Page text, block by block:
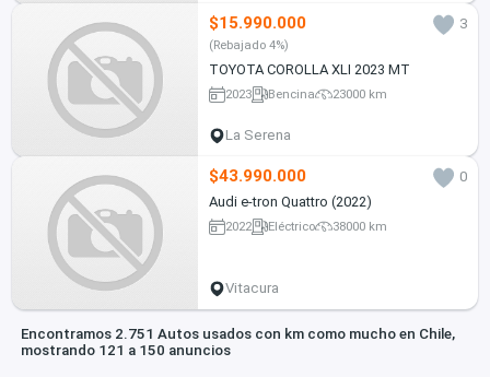
$15.990.000 3
(Rebajado 4%)
TOYOTA COROLLA XLI 2023 MT
2023 Bencina 23000 km
La Serena
$43.990.000
0
Audi e-tron Quattro (2022)
2022 Eléctrico 38000 km
Vitacura
Encontramos 2.751 Autos usados con km como mucho en Chile,
mostrando 121 a 150 anuncios